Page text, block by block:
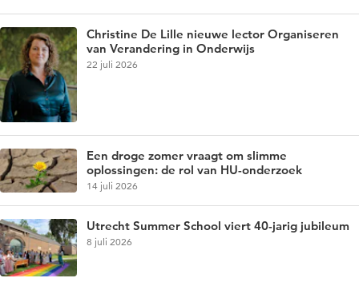
Christine De Lille nieuwe lector Organiseren
van Verandering in Onderwijs
22 juli 2026
Een droge zomer vraagt om slimme
oplossingen: de rol van HU-onderzoek
14 juli 2026
Utrecht Summer School viert 40-jarig jubileum
8 juli 2026